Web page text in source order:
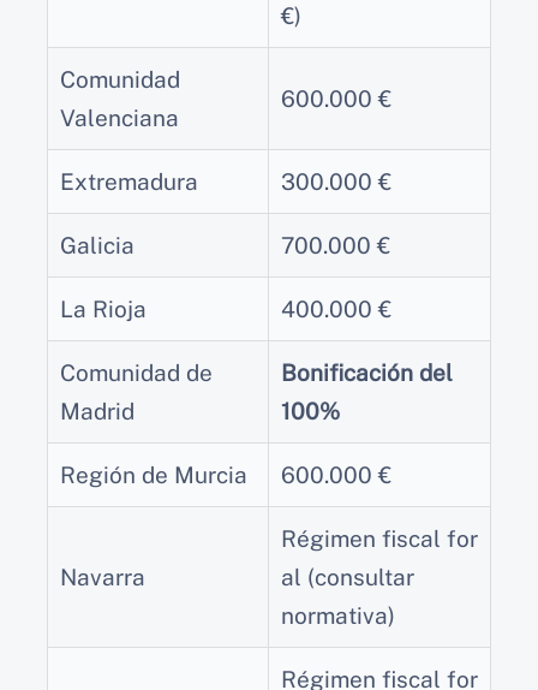
€)
Comunidad
Valenciana
600.000 €
Extremadura 300.000 €
Galicia 700.000 €
La Rioja 400.000 €
Comunidad de
Madrid
Bonificación del
100%
Región de Murcia 600.000 €
Navarra
Régimen fiscal for
al (consultar
normativa)
Régimen fiscal for